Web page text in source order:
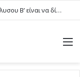
Π. Ζούνης στον topfm: «Στόχος του Ιάλυσου Β’ είναι να δίνει παιχνίδια και πραγματικές ευκαιρίες στα νέα παιδιά» (ηχητικό)